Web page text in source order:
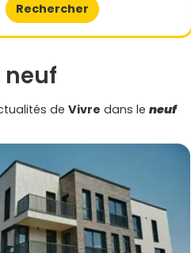
Rechercher
de Vivre dans le neuf